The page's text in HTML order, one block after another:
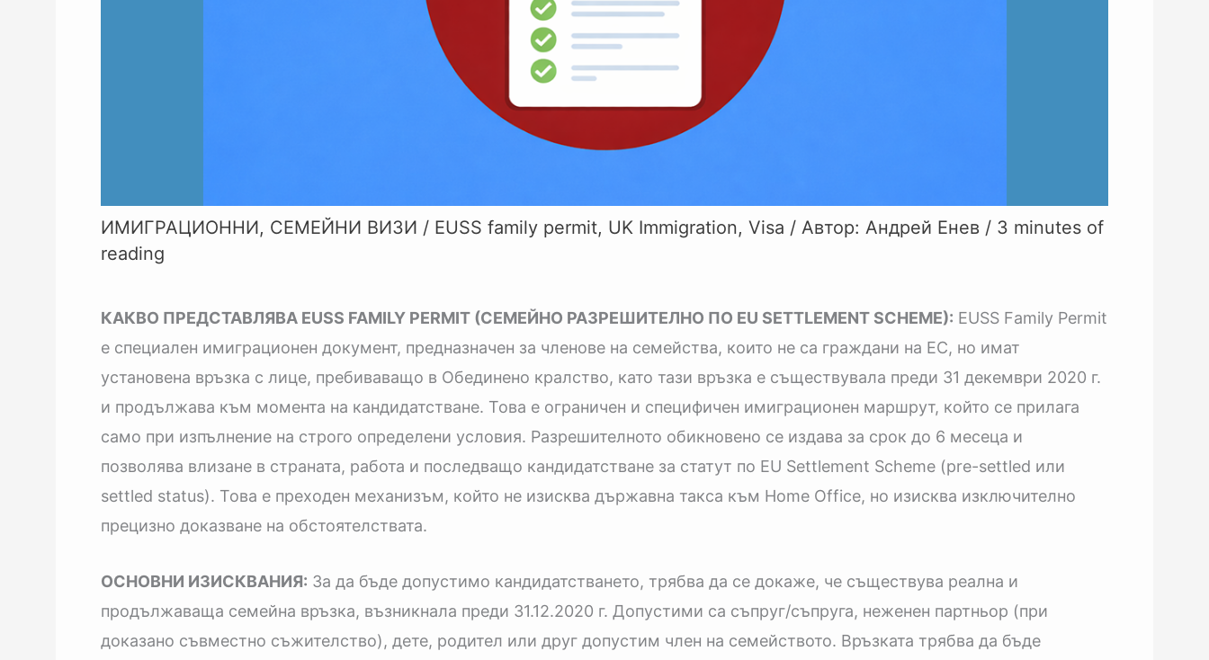
ИМИГРАЦИОННИ, СЕМЕЙНИ ВИЗИ / EUSS family permit, UK Immigration, Visa / Автор: Андрей Енев / 3 minutes of
reading
КАКВО ПРЕДСТАВЛЯВА EUSS FAMILY PERMIT (СЕМЕЙНО РАЗРЕШИТЕЛНО ПО EU SETTLEMENT SCHEME): EUSS Family Permit
е специален имиграционен документ, предназначен за членове на семейства, които не са граждани на ЕС, но имат
установена връзка с лице, пребиваващо в Обединено кралство, като тази връзка е съществувала преди 31 декември 2020 г.
и продължава към момента на кандидатстване. Това е ограничен и специфичен имиграционен маршрут, който се прилага
само при изпълнение на строго определени условия. Разрешителното обикновено се издава за срок до 6 месеца и
позволява влизане в страната, работа и последващо кандидатстване за статут по EU Settlement Scheme (pre-settled или
settled status). Това е преходен механизъм, който не изисква държавна такса към Home Office, но изисква изключително
прецизно доказване на обстоятелствата.
ОСНОВНИ ИЗИСКВАНИЯ: За да бъде допустимо кандидатстването, трябва да се докаже, че съществува реална и
продължаваща семейна връзка, възникнала преди 31.12.2020 г. Допустими са съпруг/съпруга, неженен партньор (при
доказано съвместно съжителство), дете, родител или друг допустим член на семейството. Връзката трябва да бъде